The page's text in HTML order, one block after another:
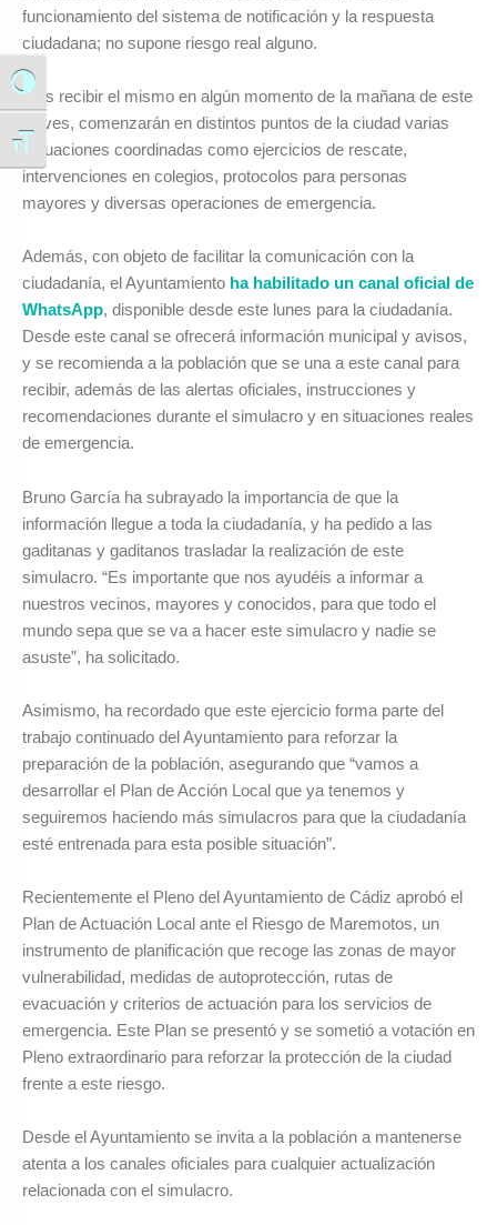
Alternar alto contraste
Alternar tamaño de letra
funcionamiento del sistema de notificación y la respuesta
ciudadana; no supone riesgo real alguno.
Tras recibir el mismo en algún momento de la mañana de este
jueves, comenzarán en distintos puntos de la ciudad varias
actuaciones coordinadas como ejercicios de rescate,
intervenciones en colegios, protocolos para personas
mayores y diversas operaciones de emergencia.
Además, con objeto de facilitar la comunicación con la
ciudadanía, el Ayuntamiento ha habilitado un canal oficial de
WhatsApp, disponible desde este lunes para la ciudadanía.
Desde este canal se ofrecerá información municipal y avisos,
y se recomienda a la población que se una a este canal para
recibir, además de las alertas oficiales, instrucciones y
recomendaciones durante el simulacro y en situaciones reales
de emergencia.
Bruno García ha subrayado la importancia de que la
información llegue a toda la ciudadanía, y ha pedido a las
gaditanas y gaditanos trasladar la realización de este
simulacro. “Es importante que nos ayudéis a informar a
nuestros vecinos, mayores y conocidos, para que todo el
mundo sepa que se va a hacer este simulacro y nadie se
asuste”, ha solicitado.
Asimismo, ha recordado que este ejercicio forma parte del
trabajo continuado del Ayuntamiento para reforzar la
preparación de la población, asegurando que “vamos a
desarrollar el Plan de Acción Local que ya tenemos y
seguiremos haciendo más simulacros para que la ciudadanía
esté entrenada para esta posible situación”.
Recientemente el Pleno del Ayuntamiento de Cádiz aprobó el
Plan de Actuación Local ante el Riesgo de Maremotos, un
instrumento de planificación que recoge las zonas de mayor
vulnerabilidad, medidas de autoprotección, rutas de
evacuación y criterios de actuación para los servicios de
emergencia. Este Plan se presentó y se sometió a votación en
Pleno extraordinario para reforzar la protección de la ciudad
frente a este riesgo.
Desde el Ayuntamiento se invita a la población a mantenerse
atenta a los canales oficiales para cualquier actualización
relacionada con el simulacro.